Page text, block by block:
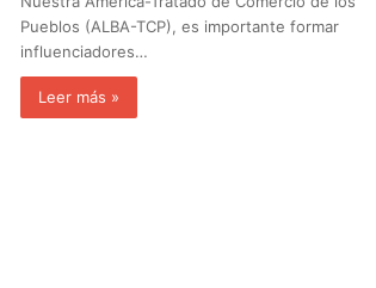
Pueblos (ALBA-TCP), es importante formar
influenciadores…
Leer más »